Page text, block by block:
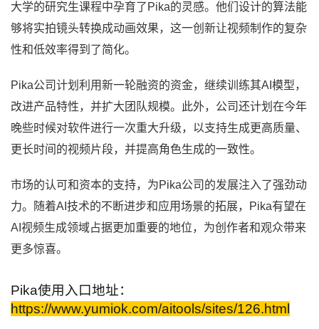
大学的研究生课程中孕育了Pika的灵感。他们设计的算法能
够将实拍镜头转换成动画效果，这一创新让视频制作的复杂
性和低效率得到了简化。
Pika公司计划利用新一轮融资的资金，继续训练其AI模型，
改进产品特性，并扩大团队规模。此外，公司还计划在今年
晚些时候对软件进行一次重大升级，以支持生成更高质量、
更长时间的视频片段，并提高角色生成的一致性。
市场的认可和资本的支持，为Pika公司的发展注入了强劲动
力。随着AI技术的不断进步和应用场景的拓展，Pika有望在
AI视频生成领域占据更加重要的地位，为创作者和观众带来
更多惊喜。
Pika使用入口地址：
https://www.yumiok.com/aitools/sites/126.html